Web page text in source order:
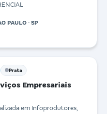
PAULO · SP
Prata
Empresariais
em Infoprodutores,